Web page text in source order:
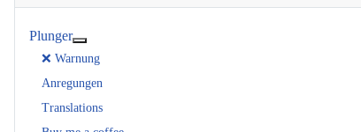
Plunger
❌ Warnung
Anregungen
Translations